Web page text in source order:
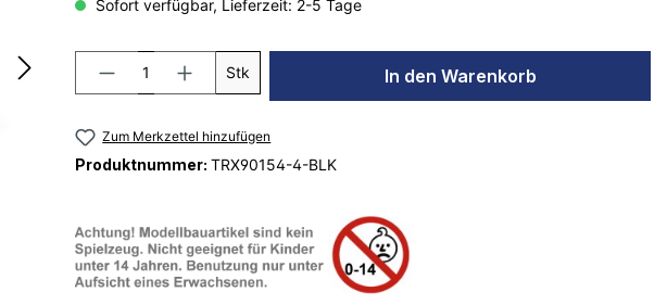
Sofort verfügbar, Lieferzeit: 2-5 Tage
Stk In den Warenkorb
Zum Merkzettel hinzufügen
Produktnummer: TRX90154-4-BLK